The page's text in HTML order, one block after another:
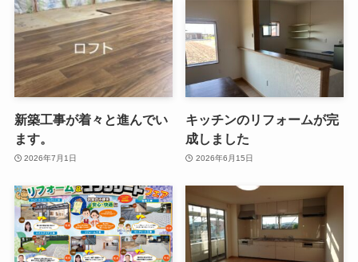
新築工事が着々と進んでい
ます。
2026年7月1日
キッチンのリフォームが完
成しました
2026年6月15日